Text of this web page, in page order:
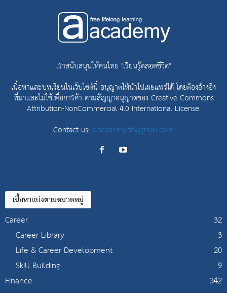
เราสนับสนุนให้คนไทย "เรียนรู้ตลอดชีวิต"
เนื้อหาและบทเรียนในเว็บไซต์นี้ อนุญาตให้นำไปเผยแพร่ได้ โดยต้องอ้างอิง
ที่มาและไม่ใช้เพื่อการค้า ตามสัญญาอนุญาตของ Creative Commons
Attribution-NonCommercial 4.0 International License.
Contact us:a.academy.th@gmail.com
เนื้อหาแบ่งตามหมวดหมู่
Career
32
Career Library
3
Life & Career Development
20
Skill Building
9
Finance
342